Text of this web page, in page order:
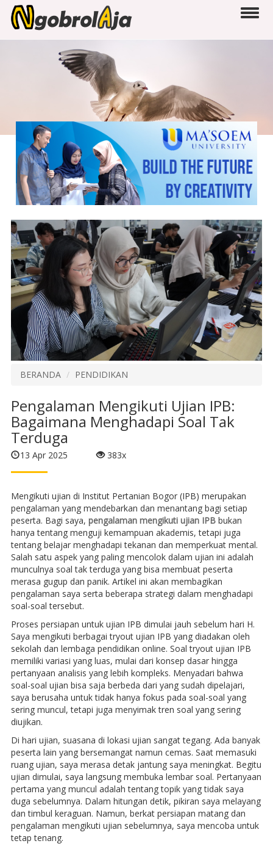
BERANDA PENDIDIKAN
Pengalaman Mengikuti Ujian IPB:
Bagaimana Menghadapi Soal Tak
Terduga
13 Apr 2025 383x
Mengikuti ujian di Institut Pertanian Bogor (IPB) merupakan
pengalaman yang mendebarkan dan menantang bagi setiap
peserta. Bagi saya, pengalaman mengikuti ujian IPBbukan
hanya tentang menguji kemampuan akademis, tetapi juga
tentang belajar menghadapi tekanan dan memperkuat mental.
Salah satu aspek yang paling mencolok dalam ujian ini adalah
munculnya soal tak terduga yang bisa membuat peserta
merasa gugup dan panik. Artikel ini akan membagikan
pengalaman saya serta beberapa strategi dalam menghadapi
soal-soal tersebut.
Proses persiapan untuk ujian IPB dimulai jauh sebelum hari H.
Saya mengikuti berbagai tryout ujian IPB yang diadakan oleh
sekolah dan lembaga pendidikan online. Soal tryout ujian IPB
memiliki variasi yang luas, mulai dari konsep dasar hingga
pertanyaan analisis yang lebih kompleks. Menyadari bahwa
soal-soal ujian bisa saja berbeda dari yang sudah dipelajari,
saya berusaha untuk tidak hanya fokus pada soal-soal yang
sering muncul, tetapi juga menyimak tren soal yang sering
diujikan.
Di hari ujian, suasana di lokasi ujian sangat tegang. Ada banyak
peserta lain yang bersemangat namun cemas. Saat memasuki
ruang ujian, saya merasa detak jantung saya meningkat. Begitu
ujian dimulai, saya langsung membuka lembar soal. Pertanyaan
pertama yang muncul adalah tentang topik yang tidak saya
duga sebelumnya. Dalam hitungan detik, pikiran saya melayang
dan timbul keraguan. Namun, berkat persiapan matang dan
pengalaman mengikuti ujian sebelumnya, saya mencoba untuk
tetap tenang.